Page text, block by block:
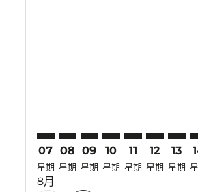
07
星期
8月
08
星期
09
星期
10
星期
11
星期
12
星期
13
星期